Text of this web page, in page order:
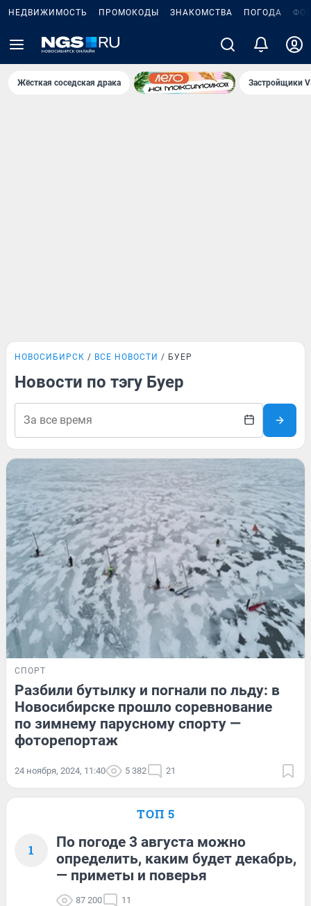
НЕДВИЖИМОСТЬ ПРОМОКОДЫ ЗНАКОМСТВА ПОГОДА
Жёсткая соседская драка Застройщики
НОВОСИБИРСК ВСЕ НОВОСТИ БУЕР
Новости по тэгу Буер
СПОРТ
Разбили бутылку и погнали по льду: в
Новосибирске прошло соревнование
по зимнему парусному спорту —
фоторепортаж
24 ноября, 2024, 11:40 5 382 21
ТОП 5
1
По погоде 3 августа можно
определить, каким будет декабрь,
— приметы и поверья
87 200 11